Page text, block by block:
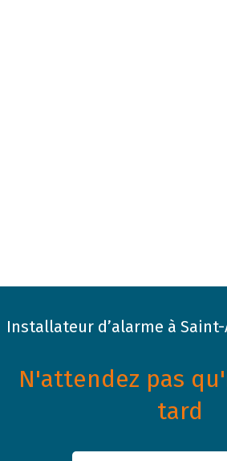
Installateur d’alarme à
N'attendez pas
tard